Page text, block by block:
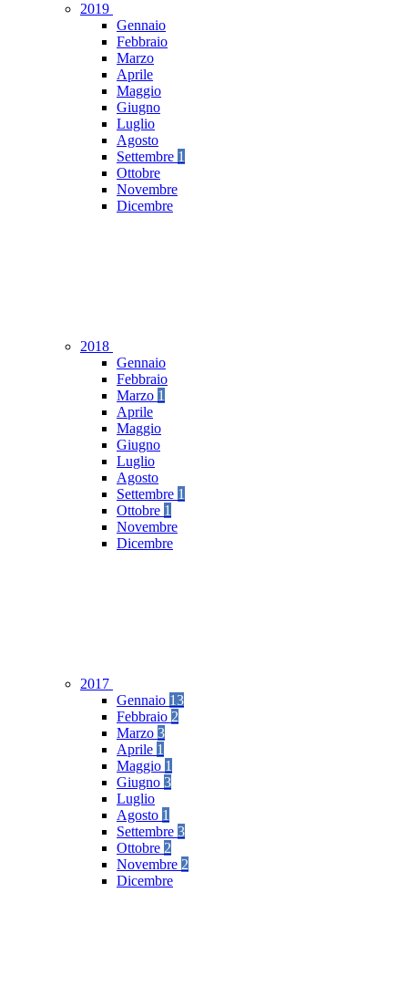
2019
Gennaio
Febbraio
Marzo
Aprile
Maggio
Giugno
Luglio
Agosto
Settembre 1
Ottobre
Novembre
Dicembre
2018
Gennaio
Febbraio
Marzo 1
Aprile
Maggio
Giugno
Luglio
Agosto
Settembre 1
Ottobre 1
Novembre
Dicembre
2017
Gennaio 13
Febbraio 2
Marzo 3
Aprile 1
Maggio 1
Giugno 3
Luglio
Agosto 1
Settembre 3
Ottobre 2
Novembre 2
Dicembre